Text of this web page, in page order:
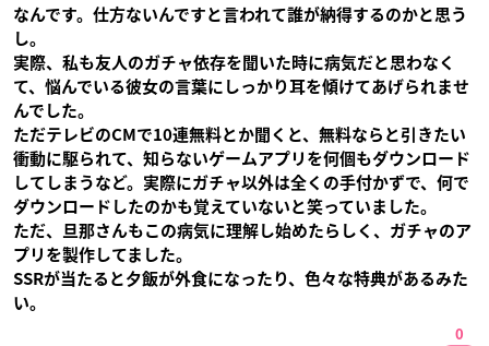
なんです。仕方ないんですと言われて誰が納得するのかと思う
し。
実際、私も友人のガチャ依存を聞いた時に病気だと思わなく
て、悩んでいる彼女の言葉にしっかり耳を傾けてあげられませ
んでした。
ただテレビのCMで10連無料とか聞くと、無料ならと引きたい
衝動に駆られて、知らないゲームアプリを何個もダウンロード
してしまうなど。実際にガチャ以外は全くの手付かずで、何で
ダウンロードしたのかも覚えていないと笑っていました。
ただ、旦那さんもこの病気に理解し始めたらしく、ガチャのア
プリを製作してました。
SSRが当たると夕飯が外食になったり、色々な特典があるみた
い。
0